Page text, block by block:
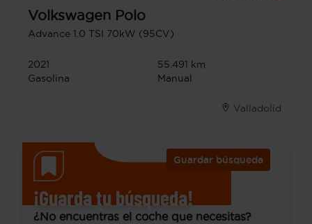
Volkswagen Polo
Advance 1.0 TSI 70kW (95CV)
2021
55.491 km
Gasolina
Manual
Valladolid
Guardar búsqueda
¡Guarda tu búsqueda!
¿No encuentras el coche que necesitas?